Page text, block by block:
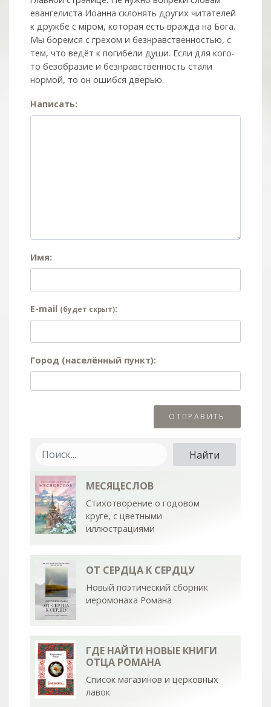
евангелиста Иоанна склонять других читателей
к дружбе с мiром, которая есть вражда на Бога.
Мы боремся с грехом и без­нрав­ствен­ностью, с
тем, что ведёт к погибели души. Если для кого-
то безобразие и безнравственность стали
нормой, то он ошибся дверью.
Написать:
Имя:
E-mail (будет скрыт):
Город (населённый пункт):
МЕСЯЦЕСЛОВ
Стихотворение о годовом
круге, с цветными
иллюстрациями
ОТ СЕРДЦА К СЕРДЦУ
Новый поэтический сборник
иеромонаха Романа
ГДЕ НАЙТИ НОВЫЕ КНИГИ
ОТЦА РОМАНА
Список магазинов и церковных
лавок